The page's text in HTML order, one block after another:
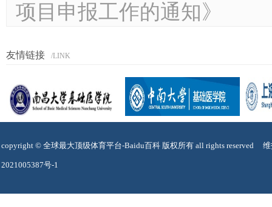
项目申报工作的通知》
友情链接 /LINK
copyright © 全球最大顶级体育平台-Baidu百科 版权所有 all rights reserved
2021005387号-1